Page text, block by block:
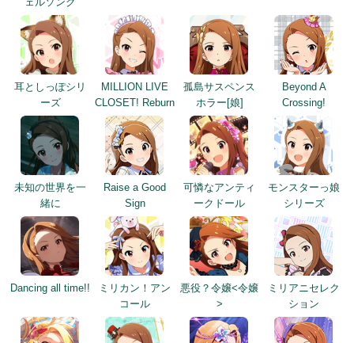
耳としっぽシリ
ーズ
MILLION LIVE
CLOSET! Reburn
孤島サスペンス
ホラー[娘]
Beyond A
Crossing!
未知の世界を一
緒に
Raise a Good
Sign
可憐なアンティ
ークドール
モンスターっ娘
シリーズ
Dancing all time!!
ミリカン！アン
コール
悪役？令嬢<令嬢
>
ミリアニセレク
ション
セレブリティ・
アイランド
7Days Smile 祈りの歌
SMOKING
HOT♡